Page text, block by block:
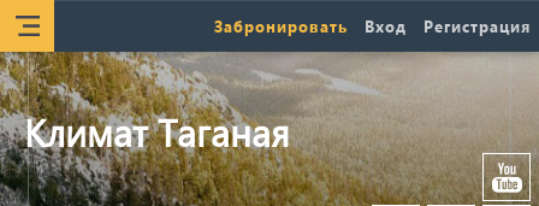
Забронировать Вход Регистрация
Климат Таганая